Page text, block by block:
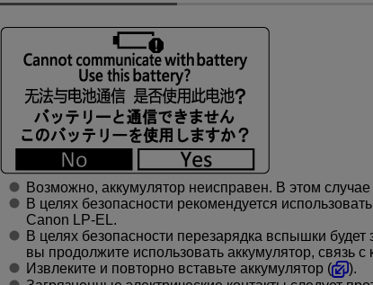
Возможно, аккумулятор неисправен. В этом
В целях безопасности рекомендуется
Canon LP-EL.
В целях безопасности перезарядка вспышки
вы продолжите использовать аккумулятор, связь с
Извлеките и повторно вставьте аккумулятор (
).